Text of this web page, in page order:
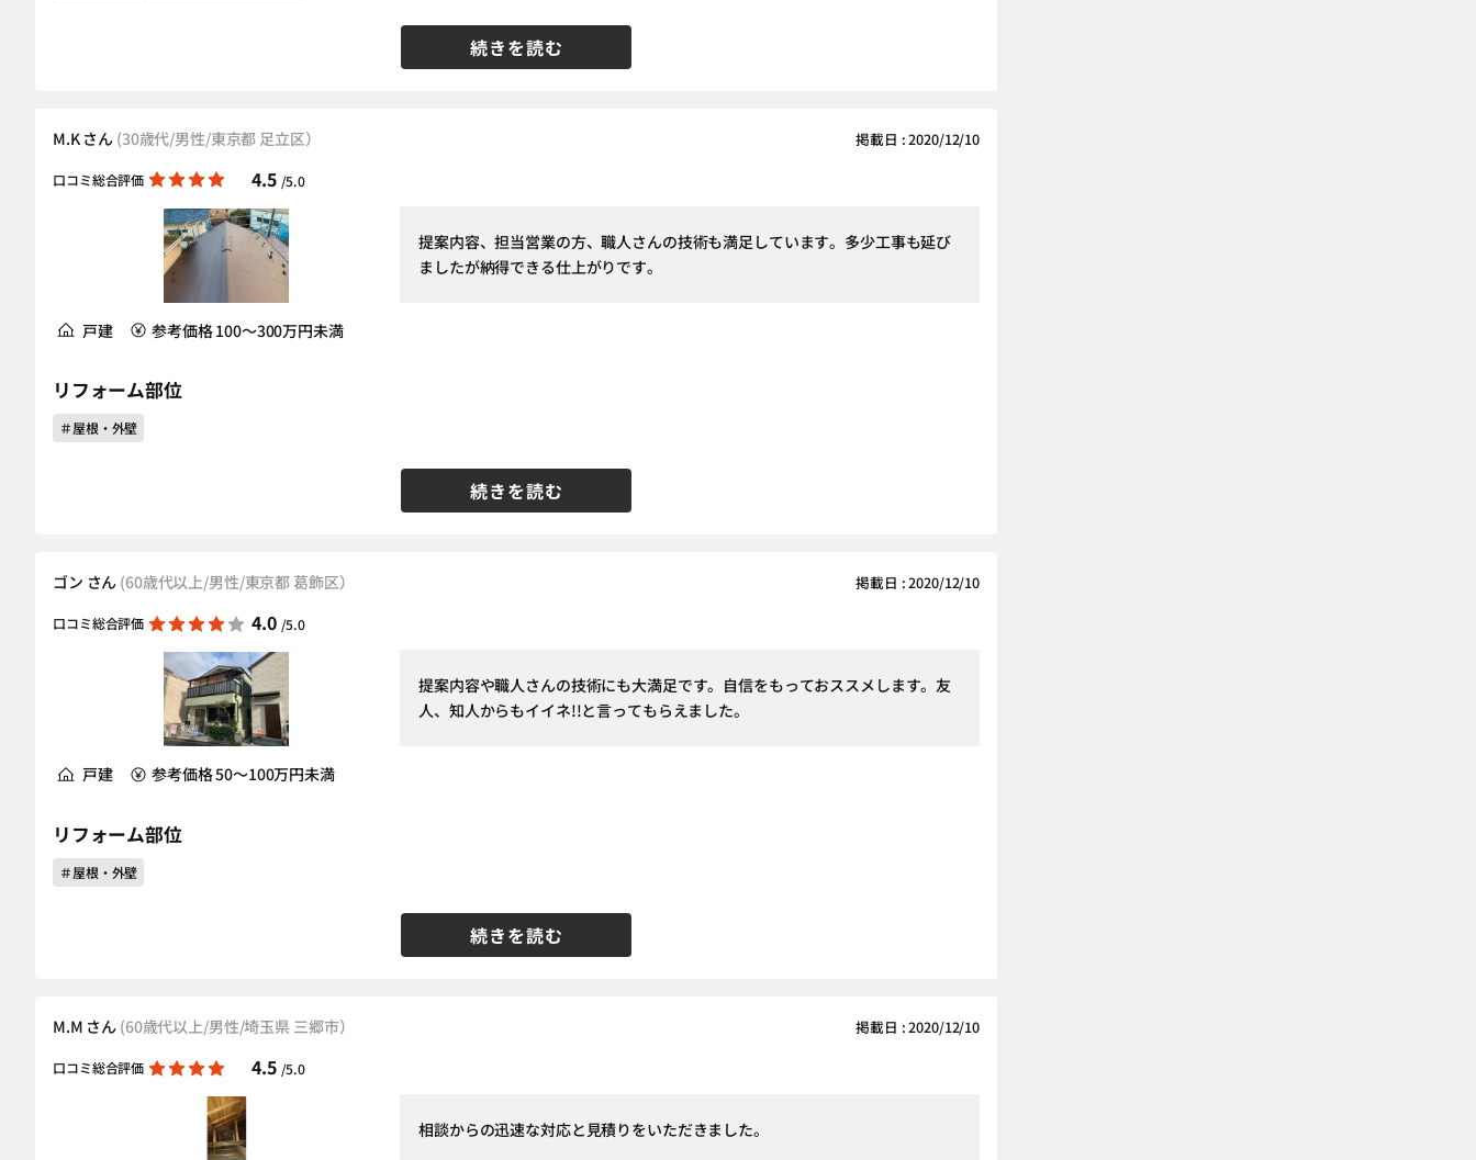
続きを読む
M.K さん (30歳代/男性/東京都 足立区） 掲載日 : 2020/12/10
口コミ総合評価 4.5 /5.0
提案内容、担当営業の方、職人さんの技術も満足しています。多少工事も延び
ましたが納得できる仕上がりです。
続きを読む
戸建 参考価格 100～300万円未満
リフォーム部位
＃屋根・外壁
ゴン さん (60歳代以上/男性/東京都 葛飾区） 掲載日 : 2020/12/10
口コミ総合評価 4.0 /5.0
提案内容や職人さんの技術にも大満足です。自信をもっておススメします。友
人、知人からもイイネ!!と言ってもらえました。
続きを読む
戸建 参考価格 50～100万円未満
リフォーム部位
＃屋根・外壁
M.M さん (60歳代以上/男性/埼玉県 三郷市） 掲載日 : 2020/12/10
口コミ総合評価 4.5 /5.0
相談からの迅速な対応と見積りをいただきました。